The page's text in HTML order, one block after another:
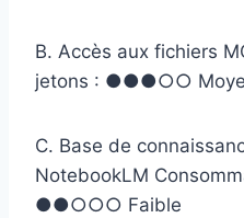
B. Accès aux fichiers
jetons : ●●●○○
C. Base de
NotebookLM
●●○○○ Faible